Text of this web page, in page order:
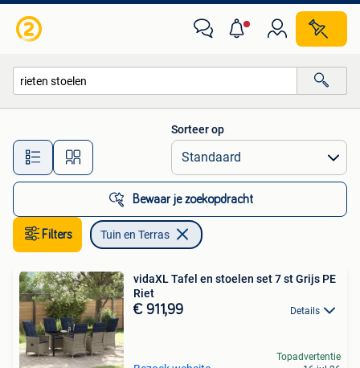
Alle afstanden…
Sorteer op
Bewaar je zoekopdracht
Filters Tuin en Terras
vidaXL Tafel en stoelen set 7 st Grijs PE
Riet
€ 911,99 Details
Topadvertentie